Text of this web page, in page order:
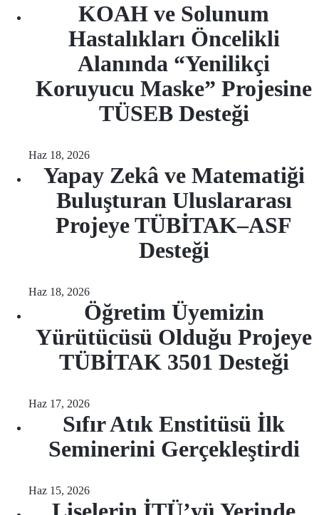
KOAH ve Solunum
Hastalıkları Öncelikli
Alanında “Yenilikçi
Koruyucu Maske” Projesine
TÜSEB Desteği
Haz 18, 2026
Yapay Zekâ ve Matematiği
Buluşturan Uluslararası
Projeye TÜBİTAK–ASF
Desteği
Haz 18, 2026
Öğretim Üyemizin
Yürütücüsü Olduğu Projeye
TÜBİTAK 3501 Desteği
Haz 17, 2026
Sıfır Atık Enstitüsü İlk
Seminerini Gerçekleştirdi
Haz 15, 2026